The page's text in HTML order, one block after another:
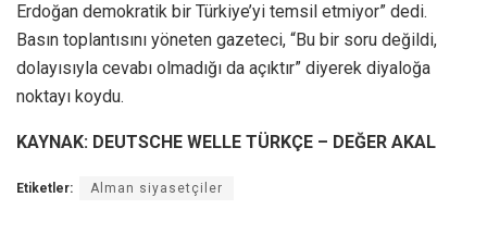
Erdoğan demokratik bir Türkiye’yi temsil etmiyor” dedi.
Basın toplantısını yöneten gazeteci, “Bu bir soru değildi,
dolayısıyla cevabı olmadığı da açıktır” diyerek diyaloğa
noktayı koydu.
KAYNAK: DEUTSCHE WELLE TÜRKÇE – DEĞER AKAL
Etiketler: Alman siyasetçiler